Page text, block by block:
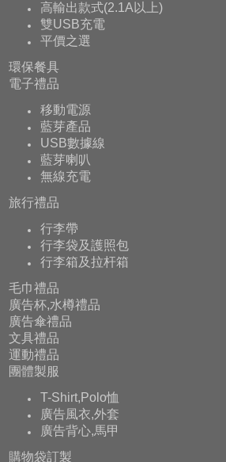
高輸出款式(2.1A以上)
雙USB充電
平價之選
環保餐具
電子禮品
移動電源
藍芽產品
USB數據線
藍芽喇叭
無線充電
旅行禮品
行李帶
行李袋及護照包
行李箱及拉杆箱
毛巾禮品
廣告杯,水樽禮品
廣告傘禮品
文具禮品
運動禮品
團體製服
T-Shirt,Polo恤
廣告風衣,外套
廣告背心,馬甲
購物袋訂製